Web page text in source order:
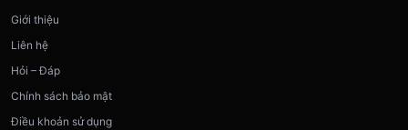
Giới thiệu
Liên hệ
Hỏi – Đáp
Chính sách bảo mật
Điều khoản sử dụng